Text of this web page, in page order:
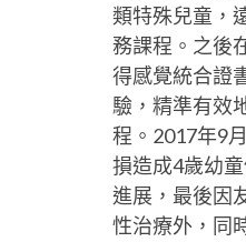
類特殊兒童，
務課程。之後
得感覺統合證
驗，精準有效
程。2017年9
損造成4歲幼
進展，最後因
性治療外，同